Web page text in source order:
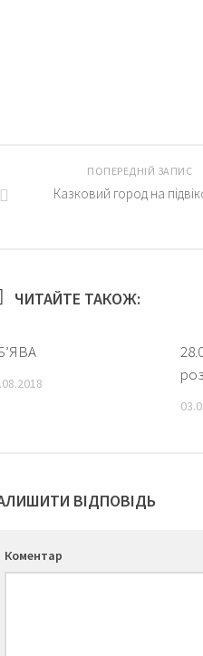
ПОПЕРЕДНІЙ ЗАПИС
Казковий город на
ЧИТАЙТЕ ТАКОЖ:
ВІДПОВІДЬ
Коментар